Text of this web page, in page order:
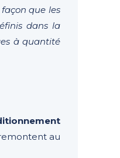
que les
dans la
à quantité
au